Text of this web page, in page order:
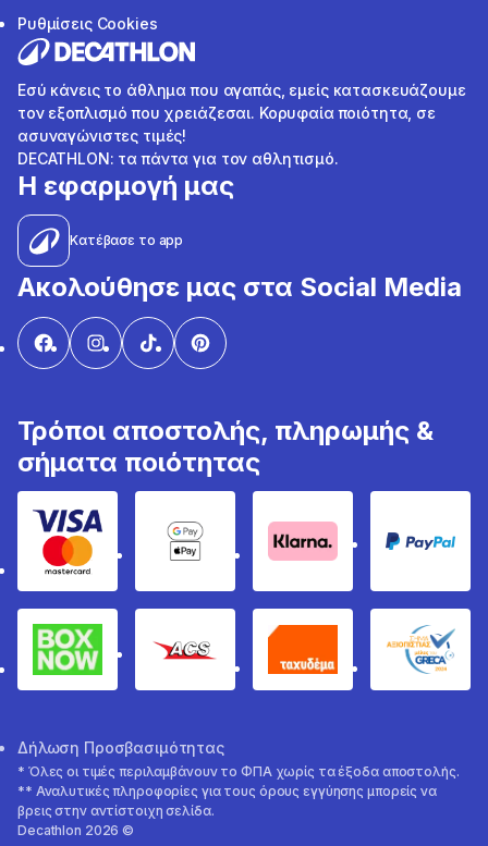
Ρυθμίσεις Cookies
Εσύ κάνεις το άθλημα που αγαπάς, εμείς κατασκευάζουμε
τον εξοπλισμό που χρειάζεσαι. Κορυφαία ποιότητα, σε
ασυναγώνιστες τιμές!
DECATHLON: τα πάντα για τον αθλητισμό.
Η εφαρμογή μας
Κατέβασε το app
Ακολούθησε μας στα Social Media
Τρόποι αποστολής, πληρωμής &
σήματα ποιότητας
Visa & MastercardGoogle Pay & Apple Pay
Klarna PayPal
Box Now ACS Ταχυδέμα
Δήλωση Προσβασιμότητας
* Όλες οι τιμές περιλαμβάνουν το ΦΠΑ χωρίς τα έξοδα αποστολής.
** Αναλυτικές πληροφορίες για τους όρους εγγύησης μπορείς να
βρεις στην αντίστοιχη σελίδα.
Decathlon 2026 ©